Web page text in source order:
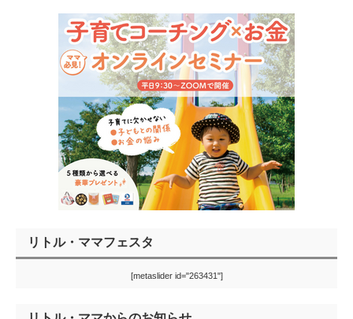
リトル・ママフェスタ
[metaslider id="263431"]